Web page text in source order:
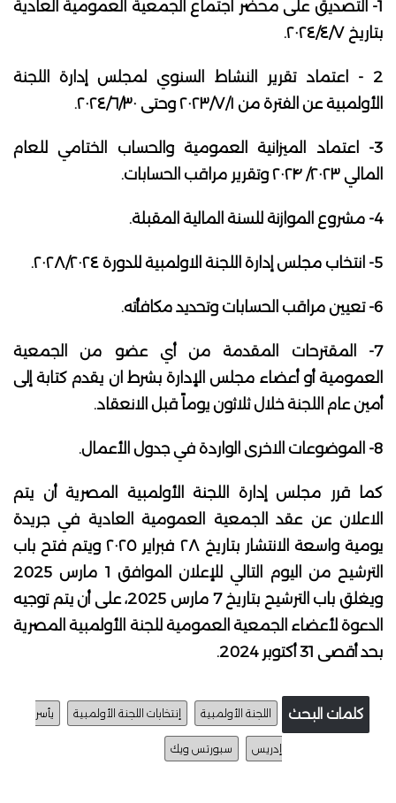
1- التصديق على محضر اجتماع الجمعية العمومية العادية
بتاريخ ٢٠٢٤/٤/٧.
2 - اعتماد تقرير النشاط السنوي لمجلس إدارة اللجنة
الأولمبية عن الفترة من ۲۰۲۳/۷/۱ وحتى ٢٠٢٤/٦/٣٠.
3- اعتماد الميزانية العمومية والحساب الختامي للعام
المالي ۲۰۲۳/ ۲۰۲۴ وتقرير مراقب الحسابات.
4- مشروع الموازنة للسنة المالية المقبلة.
5- انتخاب مجلس إدارة اللجنة الاولمبية للدورة ۲۰۲۸/۲۰۲٤.
6- تعيين مراقب الحسابات وتحديد مكافأته.
7- المقترحات المقدمة من أي عضو من الجمعية
العمومية أو أعضاء مجلس الإدارة بشرط ان يقدم كتابة إلى
أمين عام اللجنة خلال ثلاثون يوماً قبل الانعقاد.
8- الموضوعات الاخرى الواردة في جدول الأعمال.
كما قرر مجلس إدارة اللجنة الأولمبية المصرية أن يتم
الاعلان عن عقد الجمعية العمومية العادية في جريدة
يومية واسعة الانتشار بتاريخ ۲۸ فبراير ٢٠٢٥ ويتم فتح باب
الترشيح من اليوم التالي للإعلان الموافق 1 مارس 2025
ويغلق باب الترشيح بتاريخ 7 مارس 2025، على أن يتم توجيه
الدعوة لأعضاء الجمعية العمومية للجنة الأولمبية المصرية
بحد أقصى 31 أكتوبر 2024.
كلمات البحث اللجنة الأولمبية إنتخابات اللجنة الأولمبية يأسر
إدريس سبورتس ويك